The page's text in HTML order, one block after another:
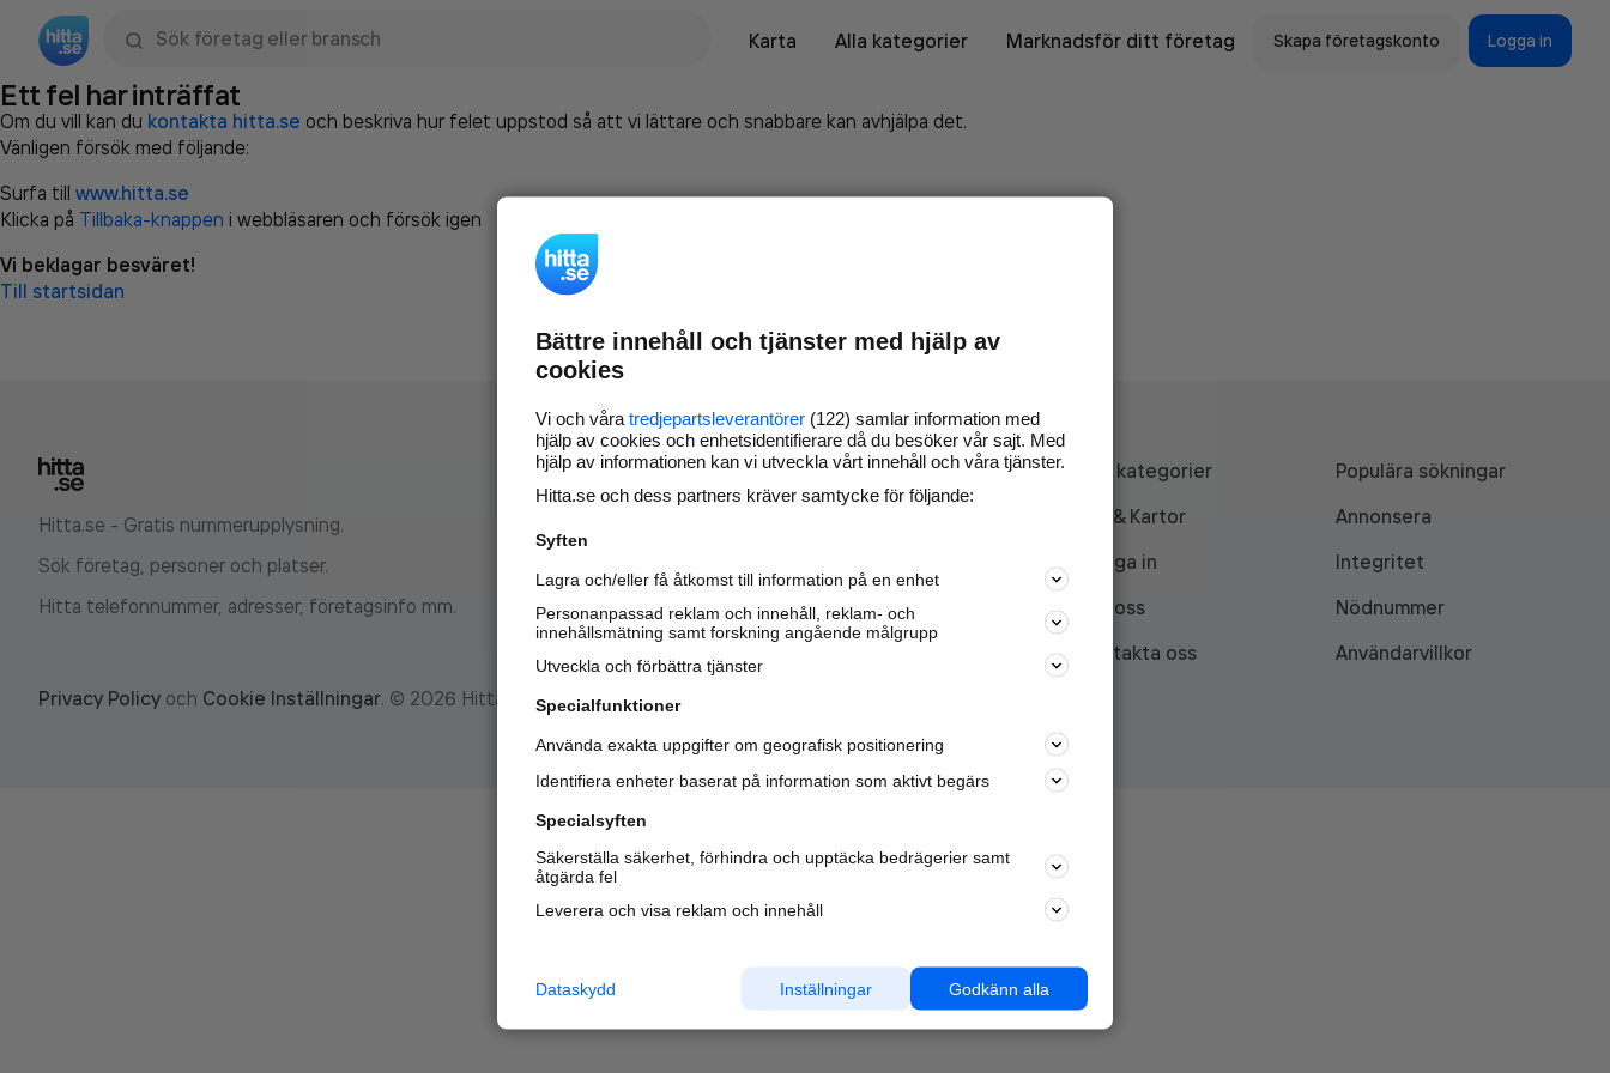
Karta
Alla kategorier Marknadsför ditt företag Skapa företagskonto Logga in
Ett fel har inträffat
Om du vill kan du kontakta hitta.se och beskriva hur felet uppstod så att vi lättare och snabbare kan avhjälpa det.
Vänligen försök med följande:
Surfa till www.hitta.se
Klicka på Tillbaka-knappen i webbläsaren och försök igen
Vi beklagar besväret!
Till startsidan
Hitta.se - Gratis nummerupplysning.
Sök företag, personer och platser.
Hitta telefonnummer, adresser, företagsinfo mm.
Marknadsför företaget på
nya kunder och
samarbetspartners nära dig.
Läs mer här
Alla kategorier
Populära sökningar
API & Kartor
Annonsera
Logga in
Integritet
Om oss
Nödnummer
Kontakta oss
Användarvillkor
Privacy Policy och Cookie Inställningar. © 2026 Hitta.se
Bättre innehåll och tjänster med hjälp av
cookies
Vi och våra tredjepartsleverantörer (122) samlar information med
hjälp av cookies och enhetsidentifierare då du besöker vår sajt. Med
hjälp av informationen kan vi utveckla vårt innehåll och våra tjänster.
Hitta.se och dess partners kräver samtycke för följande:
Syften
Lagra och/eller få åtkomst till information på en enhet
Personanpassad reklam och innehåll, reklam- och
innehållsmätning samt forskning angående målgrupp
Utveckla och förbättra tjänster
Specialfunktioner
Använda exakta uppgifter om geografisk positionering
Identifiera enheter baserat på information som aktivt begärs
Specialsyften
Säkerställa säkerhet, förhindra och upptäcka bedrägerier samt
åtgärda fel
Leverera och visa reklam och innehåll
Godkänn alla
Inställningar
Dataskydd